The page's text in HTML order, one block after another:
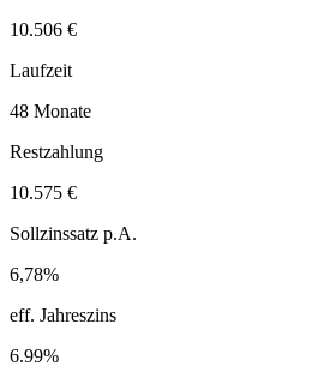
10.506 €
Laufzeit
48 Monate
Restzahlung
10.575 €
Sollzinssatz p.A.
6,78%
eff. Jahreszins
6.99%